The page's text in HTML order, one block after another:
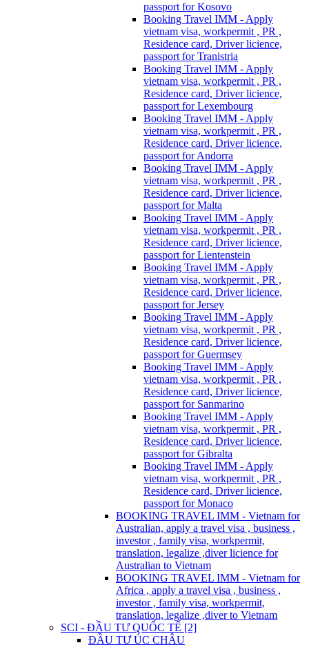
passport for Kosovo
Booking Travel IMM - Apply
vietnam visa, workpermit , PR ,
Residence card, Driver licience,
passport for Tranistria
Booking Travel IMM - Apply
vietnam visa, workpermit , PR ,
Residence card, Driver licience,
passport for Lexembourg
Booking Travel IMM - Apply
vietnam visa, workpermit , PR ,
Residence card, Driver licience,
passport for Andorra
Booking Travel IMM - Apply
vietnam visa, workpermit , PR ,
Residence card, Driver licience,
passport for Malta
Booking Travel IMM - Apply
vietnam visa, workpermit , PR ,
Residence card, Driver licience,
passport for Lientenstein
Booking Travel IMM - Apply
vietnam visa, workpermit , PR ,
Residence card, Driver licience,
passport for Jersey
Booking Travel IMM - Apply
vietnam visa, workpermit , PR ,
Residence card, Driver licience,
passport for Guermsey
Booking Travel IMM - Apply
vietnam visa, workpermit , PR ,
Residence card, Driver licience,
passport for Sanmarino
Booking Travel IMM - Apply
vietnam visa, workpermit , PR ,
Residence card, Driver licience,
passport for Gibralta
Booking Travel IMM - Apply
vietnam visa, workpermit , PR ,
Residence card, Driver licience,
passport for Monaco
BOOKING TRAVEL IMM - Vietnam for
Australian, apply a travel visa , business ,
investor , family visa, workpermit,
translation, legalize ,diver licience for
Australian to Vietnam
BOOKING TRAVEL IMM - Vietnam for
Africa , apply a travel visa , business ,
investor , family visa, workpermit,
translation, legalize ,diver to Vietnam
SCI - ĐẦU TƯ QUỐC TẾ [2]
ĐẦU TƯ ÚC CHÂU